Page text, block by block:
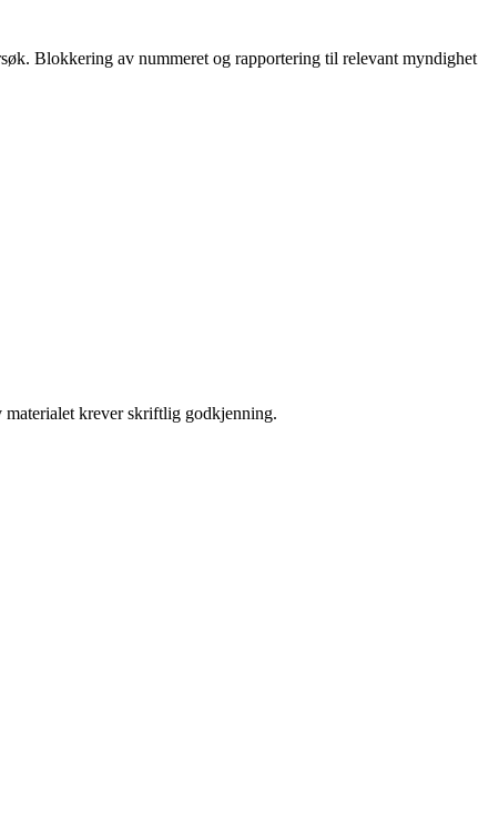
Blokkering av nummeret og rapportering til relevant myndighet
materialet krever skriftlig godkjenning.